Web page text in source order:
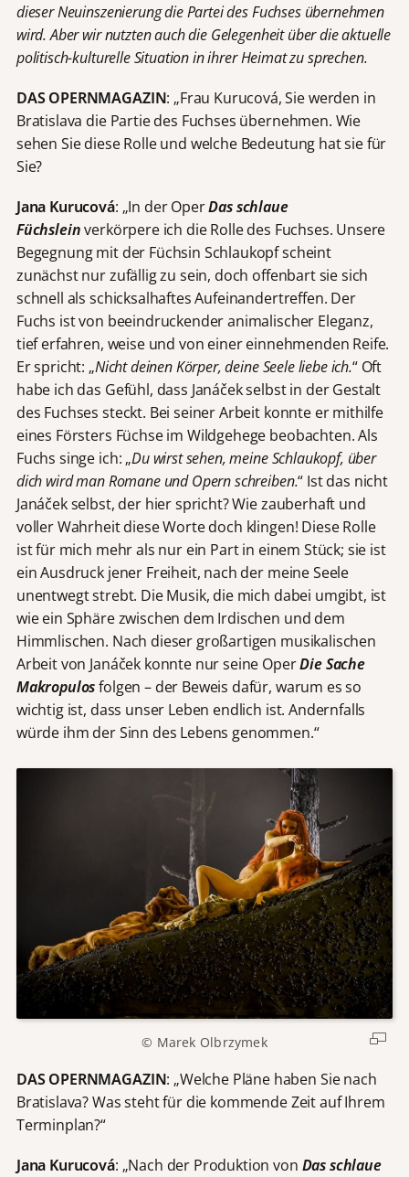
dieser Neuinszenierung die Partei des Fuchses übernehmen
wird. Aber wir nutzten auch die Gelegenheit über die aktuelle
politisch-kulturelle Situation in ihrer Heimat zu sprechen.
DAS OPERNMAGAZIN: „Frau Kurucová, Sie werden in
Bratislava die Partie des Fuchses übernehmen. Wie
sehen Sie diese Rolle und welche Bedeutung hat sie für
Sie?
Jana Kurucová: „In der OperDas schlaue
Füchsleinverkörpere ich die Rolle des Fuchses. Unsere
Begegnung mit der Füchsin Schlaukopf scheint
zunächst nur zufällig zu sein, doch offenbart sie sich
schnell als schicksalhaftes Aufeinandertreffen. Der
Fuchs ist von beeindruckender animalischer Eleganz,
tief erfahren, weise und von einer einnehmenden Reife.
Er spricht: „Nicht deinen Körper, deine Seele liebe ich.“ Oft
habe ich das Gefühl, dass Janáček selbst in der Gestalt
des Fuchses steckt. Bei seiner Arbeit konnte er mithilfe
eines Försters Füchse im Wildgehege beobachten. Als
Fuchs singe ich: „Du wirst sehen, meine Schlaukopf, über
dich wird man Romane und Opern schreiben.“ Ist das nicht
Janáček selbst, der hier spricht? Wie zauberhaft und
voller Wahrheit diese Worte doch klingen! Diese Rolle
ist für mich mehr als nur ein Part in einem Stück; sie ist
ein Ausdruck jener Freiheit, nach der meine Seele
unentwegt strebt. Die Musik, die mich dabei umgibt, ist
wie ein Sphäre zwischen dem Irdischen und dem
Himmlischen. Nach dieser großartigen musikalischen
Arbeit von Janáček konnte nur seine OperDie Sache
Makropulosfolgen – der Beweis dafür, warum es so
wichtig ist, dass unser Leben endlich ist. Andernfalls
würde ihm der Sinn des Lebens genommen.“
© Marek Olbrzymek
DAS OPERNMAGAZIN: „Welche Pläne haben Sie nach
Bratislava? Was steht für die kommende Zeit auf Ihrem
Terminplan?“
Jana Kurucová: „Nach der Produktion von Das schlaue